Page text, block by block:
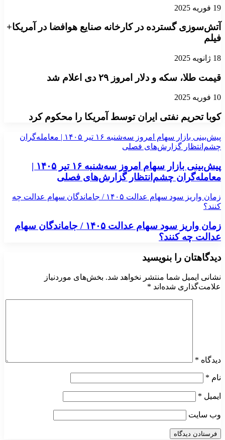
19 فوریه 2025
آتش‌سوزی گسترده در کارخانه صنایع هوافضا در آمریکا+
فیلم
18 ژانویه 2025
قیمت طلا، سکه و دلار امروز ۲۹ دی اعلام شد
10 فوریه 2025
کوبا تحریم نفتی ایران توسط آمریکا را محکوم کرد
پیش‌بینی بازار سهام امروز سه‌شنبه ۱۶ تیر ۱۴۰۵ | معامله‌گران
چشم‌انتظار گزارش‌های فصلی
پیش‌بینی بازار سهام امروز سه‌شنبه ۱۶ تیر ۱۴۰۵ |
معامله‌گران چشم‌انتظار گزارش‌های فصلی
زمان واریز سود سهام عدالت ۱۴۰۵ / جاماندگان سهام عدالت چه
کنند؟
زمان واریز سود سهام عدالت ۱۴۰۵ / جاماندگان سهام
عدالت چه کنند؟
دیدگاهتان را بنویسید
نشانی ایمیل شما منتشر نخواهد شد. بخش‌های موردنیاز
علامت‌گذاری شده‌اند *
دیدگاه *
نام *
ایمیل *
وب‌ سایت